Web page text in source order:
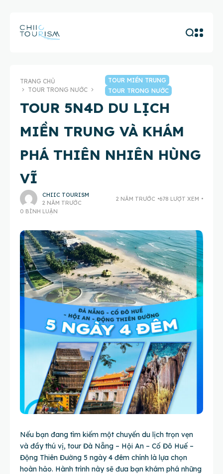
TRANG CHỦ
TOUR TRONG NƯỚC
TOUR MIỀN TRUNG
TOUR TRONG NƯỚC
TOUR 5N4D DU LỊCH
MIỀN TRUNG VÀ KHÁM
PHÁ THIÊN NHIÊN HÙNG
VĨ
CHIIC TOURISM
2 NĂM TRƯỚC
2 NĂM TRƯỚC
678 LƯỢT XEM
0 BÌNH LUẬN
Nếu bạn đang tìm kiếm một chuyến du lịch trọn vẹn
và đầy thú vị, tour Đà Nẵng – Hội An – Cố Đô Huế –
Động Thiên Đường 5 ngày 4 đêm chính là lựa chọn
hoàn hảo. Hành trình này sẽ đưa bạn khám phá những